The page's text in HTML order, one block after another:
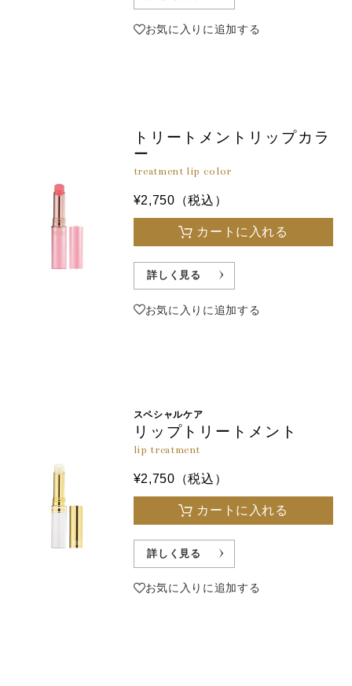
お気に入りに追加する
トリートメントリップカラ
ー
treatment lip color
¥2,750（税込）
カートに入れる
詳しく見る
お気に入りに追加する
スペシャルケア
リップトリートメント
lip treatment
¥2,750（税込）
カートに入れる
詳しく見る
お気に入りに追加する